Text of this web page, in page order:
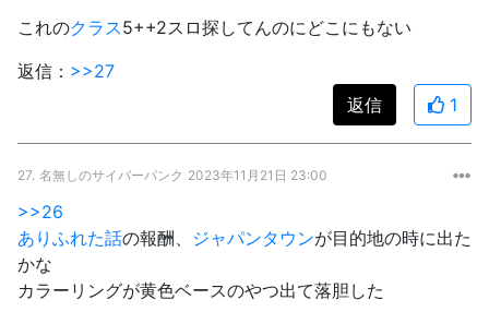
これのクラス5++2スロ探してんのにどこにもない
返信： >>27
返信
1
27. 名無しのサイバーパンク 2023年11月21日 23:00
>>26
ありふれた話の報酬、 ジャパンタウンが目的地の時に出た
かな
カラーリングが黄色ベースのやつ出て落胆した